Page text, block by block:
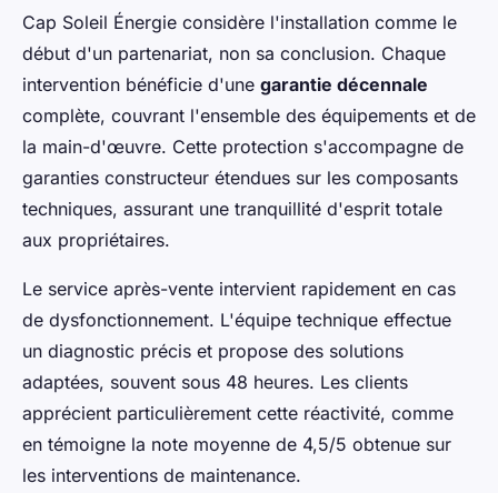
Cap Soleil Énergie considère l'installation comme le
début d'un partenariat, non sa conclusion. Chaque
intervention bénéficie d'une garantie décennale
complète, couvrant l'ensemble des équipements et de
la main-d'œuvre. Cette protection s'accompagne de
garanties constructeur étendues sur les composants
techniques, assurant une tranquillité d'esprit totale
aux propriétaires.
Le service après-vente intervient rapidement en cas
de dysfonctionnement. L'équipe technique effectue
un diagnostic précis et propose des solutions
adaptées, souvent sous 48 heures. Les clients
apprécient particulièrement cette réactivité, comme
en témoigne la note moyenne de 4,5/5 obtenue sur
les interventions de maintenance.